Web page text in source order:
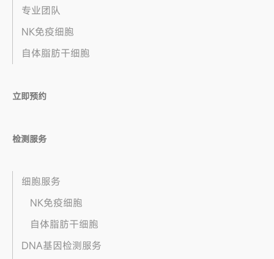
专业团队
NK免疫细胞
自体脂肪干细胞
立即预约
检测服务
细胞服务
NK免疫细胞
自体脂肪干细胞
DNA基因检测服务